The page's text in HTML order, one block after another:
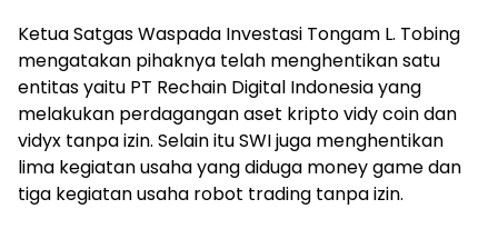
Ketua Satgas Waspada Investasi Tongam L. Tobing
mengatakan pihaknya telah menghentikan satu
entitas yaitu PT Rechain Digital Indonesia yang
melakukan perdagangan aset kripto vidy coin dan
vidyx tanpa izin. Selain itu SWI juga menghentikan
lima kegiatan usaha yang diduga money game dan
tiga kegiatan usaha robot trading tanpa izin.